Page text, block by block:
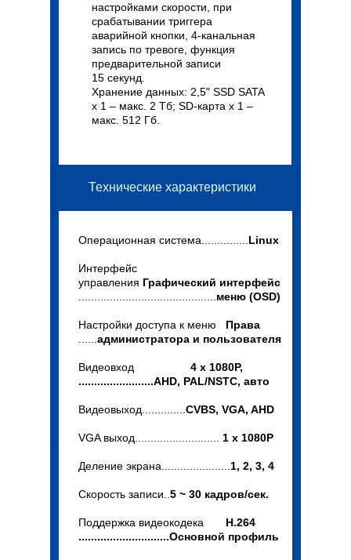
настройками скорости, при
срабатывании триггера
аварийной кнопки, 4-канальная
запись по тревоге, функция
предварительной записи
15 секунд.
Хранение данных: 2,5" SSD SATA
x 1 – макс. 2 Тб; SD-карта x 1 –
макс. 512 Гб.
Операционная система............... Linux
Интерфейс
управления Графический интерфейс
меню (OSD)
Настройки доступа к меню Права
администратора и пользователя
Видеовход 4 x 1080P,
........................AHD, PAL/NSTC, авто
Видеовыход.............. CVBS, VGA, AHD
VGA выход........................... 1 х 1080P
Деление экрана...................... 1, 2, 3, 4
Скорость записи.. 5 ~ 30 кадров/сек.
Поддержка видеокодека H.264
.............................Основной профиль
Технические характеристики